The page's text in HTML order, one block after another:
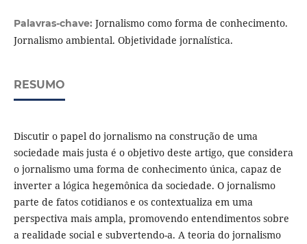
Palavras-chave: Jornalismo como forma de conhecimento.
Jornalismo ambiental. Objetividade jornalística.
RESUMO
Discutir o papel do jornalismo na construção de uma
sociedade mais justa é o objetivo deste artigo, que considera
o jornalismo uma forma de conhecimento única, capaz de
inverter a lógica hegemônica da sociedade. O jornalismo
parte de fatos cotidianos e os contextualiza em uma
perspectiva mais ampla, promovendo entendimentos sobre
a realidade social e subvertendo-a. A teoria do jornalismo